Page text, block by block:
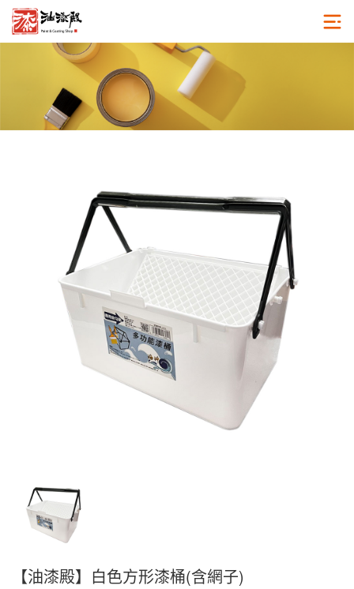
【油漆殿】白色方形漆桶(含網子)